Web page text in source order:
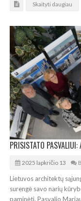
Skaityti daugiau
2025 lapkričio 13
Lietuvos architektų
surengė savo narių
paminėti. Pasvalio